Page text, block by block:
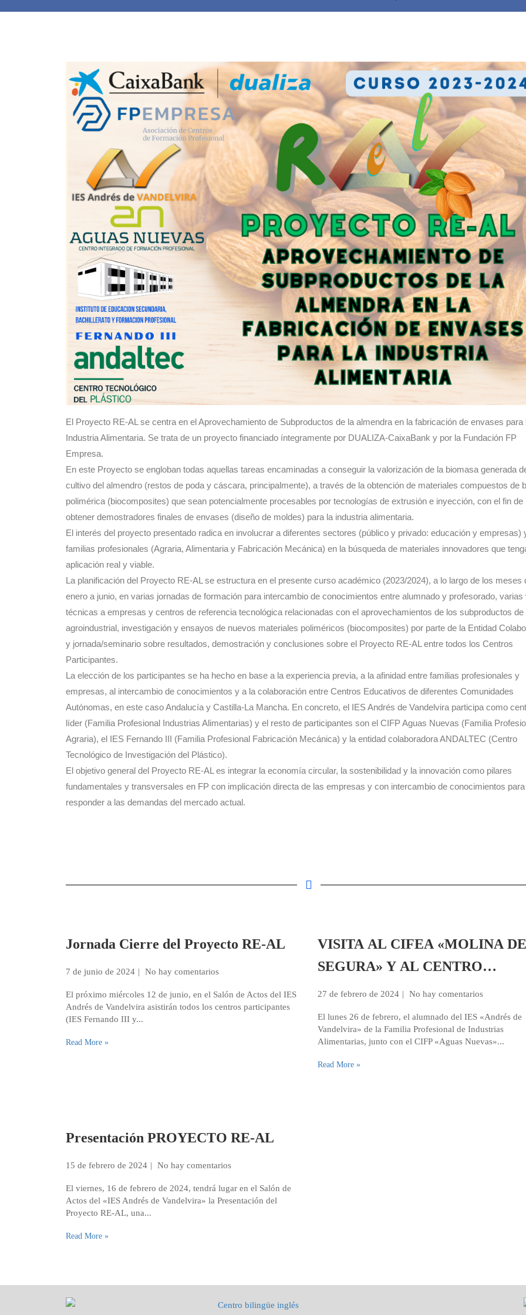
El Proyecto RE-AL se centra en el Aprovechamiento de Subproductos de la almendra en la fabricación de envases para
Industria Alimentaria. Se trata de un proyecto financiado íntegramente por DUALIZA-CaixaBank y por la Fundación FP
Empresa.
En este Proyecto se engloban todas aquellas tareas encaminadas a conseguir la valorización de la biomasa generada
cultivo del almendro (restos de poda y cáscara, principalmente), a través de la obtención de materiales compuestos de
polimérica (biocomposites) que sean potencialmente procesables por tecnologías de extrusión e inyección, con el fin de
obtener demostradores finales de envases (diseño de moldes) para la industria alimentaria.
El interés del proyecto presentado radica en involucrar a diferentes sectores (público y privado: educación y empresas)
familias profesionales (Agraria, Alimentaria y Fabricación Mecánica) en la búsqueda de materiales innovadores que
aplicación real y viable.
La planificación del Proyecto RE-AL se estructura en el presente curso académico (2023/2024), a lo largo de los meses
enero a junio, en varias jornadas de formación para intercambio de conocimientos entre alumnado y profesorado, varias
técnicas a empresas y centros de referencia tecnológica relacionadas con el aprovechamientos de los subproductos de
agroindustrial, investigación y ensayos de nuevos materiales poliméricos (biocomposites) por parte de la Entidad
y jornada/seminario sobre resultados, demostración y conclusiones sobre el Proyecto RE-AL entre todos los Centros
Participantes.
La elección de los participantes se ha hecho en base a la experiencia previa, a la afinidad entre familias profesionales y
empresas, al intercambio de conocimientos y a la colaboración entre Centros Educativos de diferentes Comunidades
Autónomas, en este caso Andalucía y Castilla-La Mancha. En concreto, el IES Andrés de Vandelvira participa como
líder (Familia Profesional Industrias Alimentarias) y el resto de participantes son el CIFP Aguas Nuevas (Familia
Agraria), el IES Fernando III (Familia Profesional Fabricación Mecánica) y la entidad colaboradora ANDALTEC (Centro
Tecnológico de Investigación del Plástico).
El objetivo general del Proyecto RE-AL es integrar la economía circular, la sostenibilidad y la innovación como pilares
fundamentales y transversales en FP con implicación directa de las empresas y con intercambio de conocimientos para
responder a las demandas del mercado actual.
Jornada Cierre del Proyecto RE-AL
7 de junio de 2024 No hay comentarios
El próximo miércoles 12 de junio, en el Salón de Actos del IES
Andrés de Vandelvira asistirán todos los centros participantes
(IES Fernando III y...
Read More »
VISITA AL CIFEA «MOLINA DE
SEGURA» Y AL CENTRO
TECNOLÓGICO DE LA
(CTNC)
27 de febrero de 2024 No hay comentarios
El lunes 26 de febrero, el alumnado del IES «Andrés de
Vandelvira» de la Familia Profesional de Industrias
Alimentarias, junto con el CIFP «Aguas Nuevas»...
Read More »
Presentación PROYECTO RE-AL
15 de febrero de 2024 No hay comentarios
El viernes, 16 de febrero de 2024, tendrá lugar en el Salón de
Actos del «IES Andrés de Vandelvira» la Presentación del
Proyecto RE-AL, una...
Read More »